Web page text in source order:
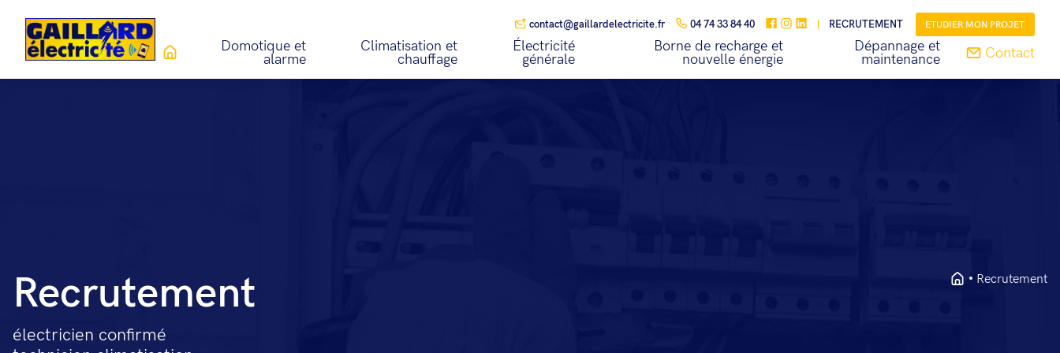
contact@gaillardelectricite.fr 04 74 33 84 40 RECRUTEMENT ETUDIER MON PROJET
Domotique et
alarme
Climatisation et
chauffage
Électricité
générale
Borne de recharge et
nouvelle énergie
Dépannage et
maintenance
Contact
Recrutement Recrutement
électricien confirmé